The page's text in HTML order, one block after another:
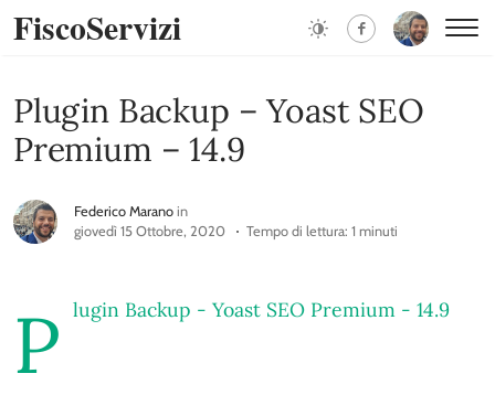
FiscoServizi
Plugin Backup – Yoast SEO
Premium – 14.9
Federico Marano in
giovedì 15 Ottobre, 2020
Tempo di lettura: 1 minuti
P lugin Backup - Yoast SEO Premium - 14.9